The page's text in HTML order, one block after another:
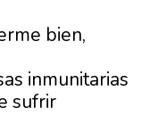
bien,
inmunitarias
sufrir